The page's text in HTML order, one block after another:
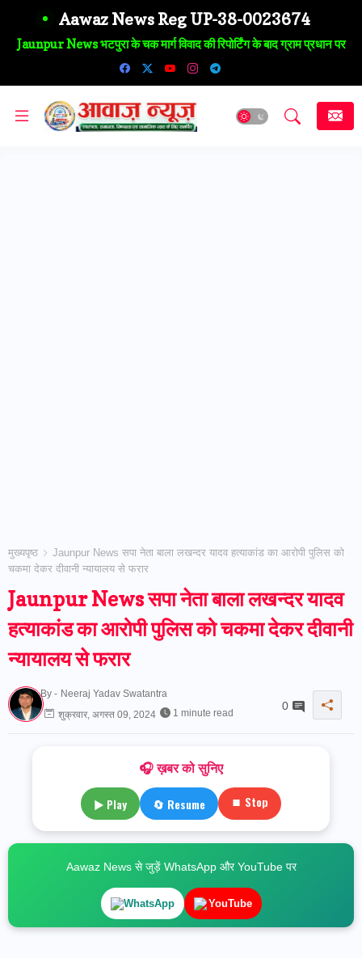
Aawaz News Reg UP-38-0023674
Jaunpur News लेखपालों का फूटा सब्र: लंबित मांगों पर आर-पार की चेतावनी,
राजस्व परिषद को सौंपा ज्ञापन
मुख्यपृष्ठ
Jaunpur News सपा नेता बाला लखन्दर यादव हत्याकांड का आरोपी पुलिस को
चकमा देकर दीवानी न्यायालय से फरार
Jaunpur News सपा नेता बाला लखन्दर यादव
हत्याकांड का आरोपी पुलिस को चकमा देकर दीवानी
न्यायालय से फरार
By - Neeraj Yadav Swatantra
शुक्रवार, अगस्त 09, 2024
1 minute read
0
🎧 ख़बर को सुनिए
▶ Play 🔄 Resume ⏹ Stop
Aawaz News से जुड़ें WhatsApp और YouTube पर
WhatsApp YouTube